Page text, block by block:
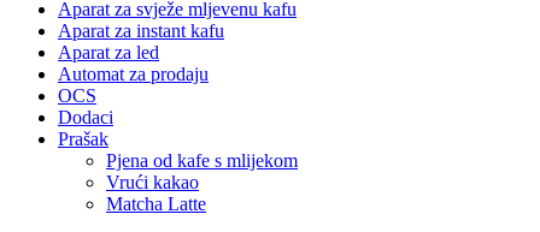
Aparat za svježe mljevenu kafu
Aparat za instant kafu
Aparat za led
Automat za prodaju
OCS
Dodaci
Prašak
Pjena od kafe s mlijekom
Vrući kakao
Matcha Latte